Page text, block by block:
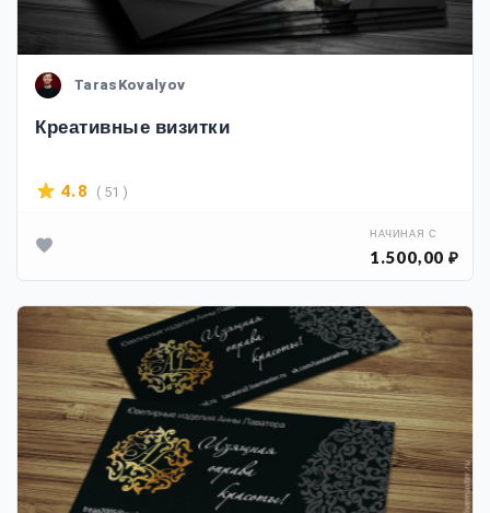
TarasKovalyov
Креативные визитки
4.8 ( 51 )
НАЧИНАЯ С
1.500,00 ₽